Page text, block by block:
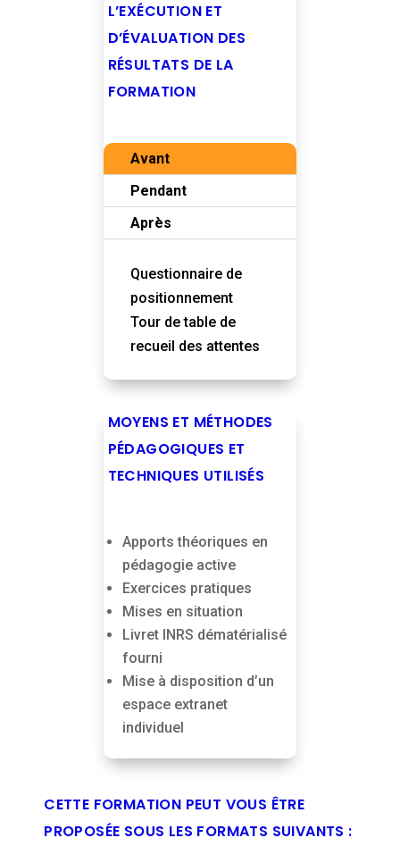
L’EXÉCUTION ET
D’ÉVALUATION DES
RÉSULTATS DE LA
FORMATION
Avant
Pendant
Après
Questionnaire de
positionnement
Tour de table de
recueil des attentes
MOYENS ET MÉTHODES
PÉDAGOGIQUES ET
TECHNIQUES UTILISÉS
Apports théoriques en
pédagogie active
Exercices pratiques
Mises en situation
Livret INRS dématérialisé
fourni
Mise à disposition d’un
espace extranet
individuel
CETTE FORMATION PEUT VOUS ÊTRE
PROPOSÉE SOUS LES FORMATS SUIVANTS :